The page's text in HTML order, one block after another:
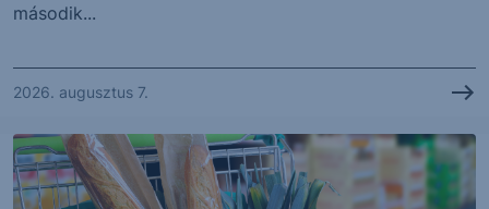
második...
2026. augusztus 7.